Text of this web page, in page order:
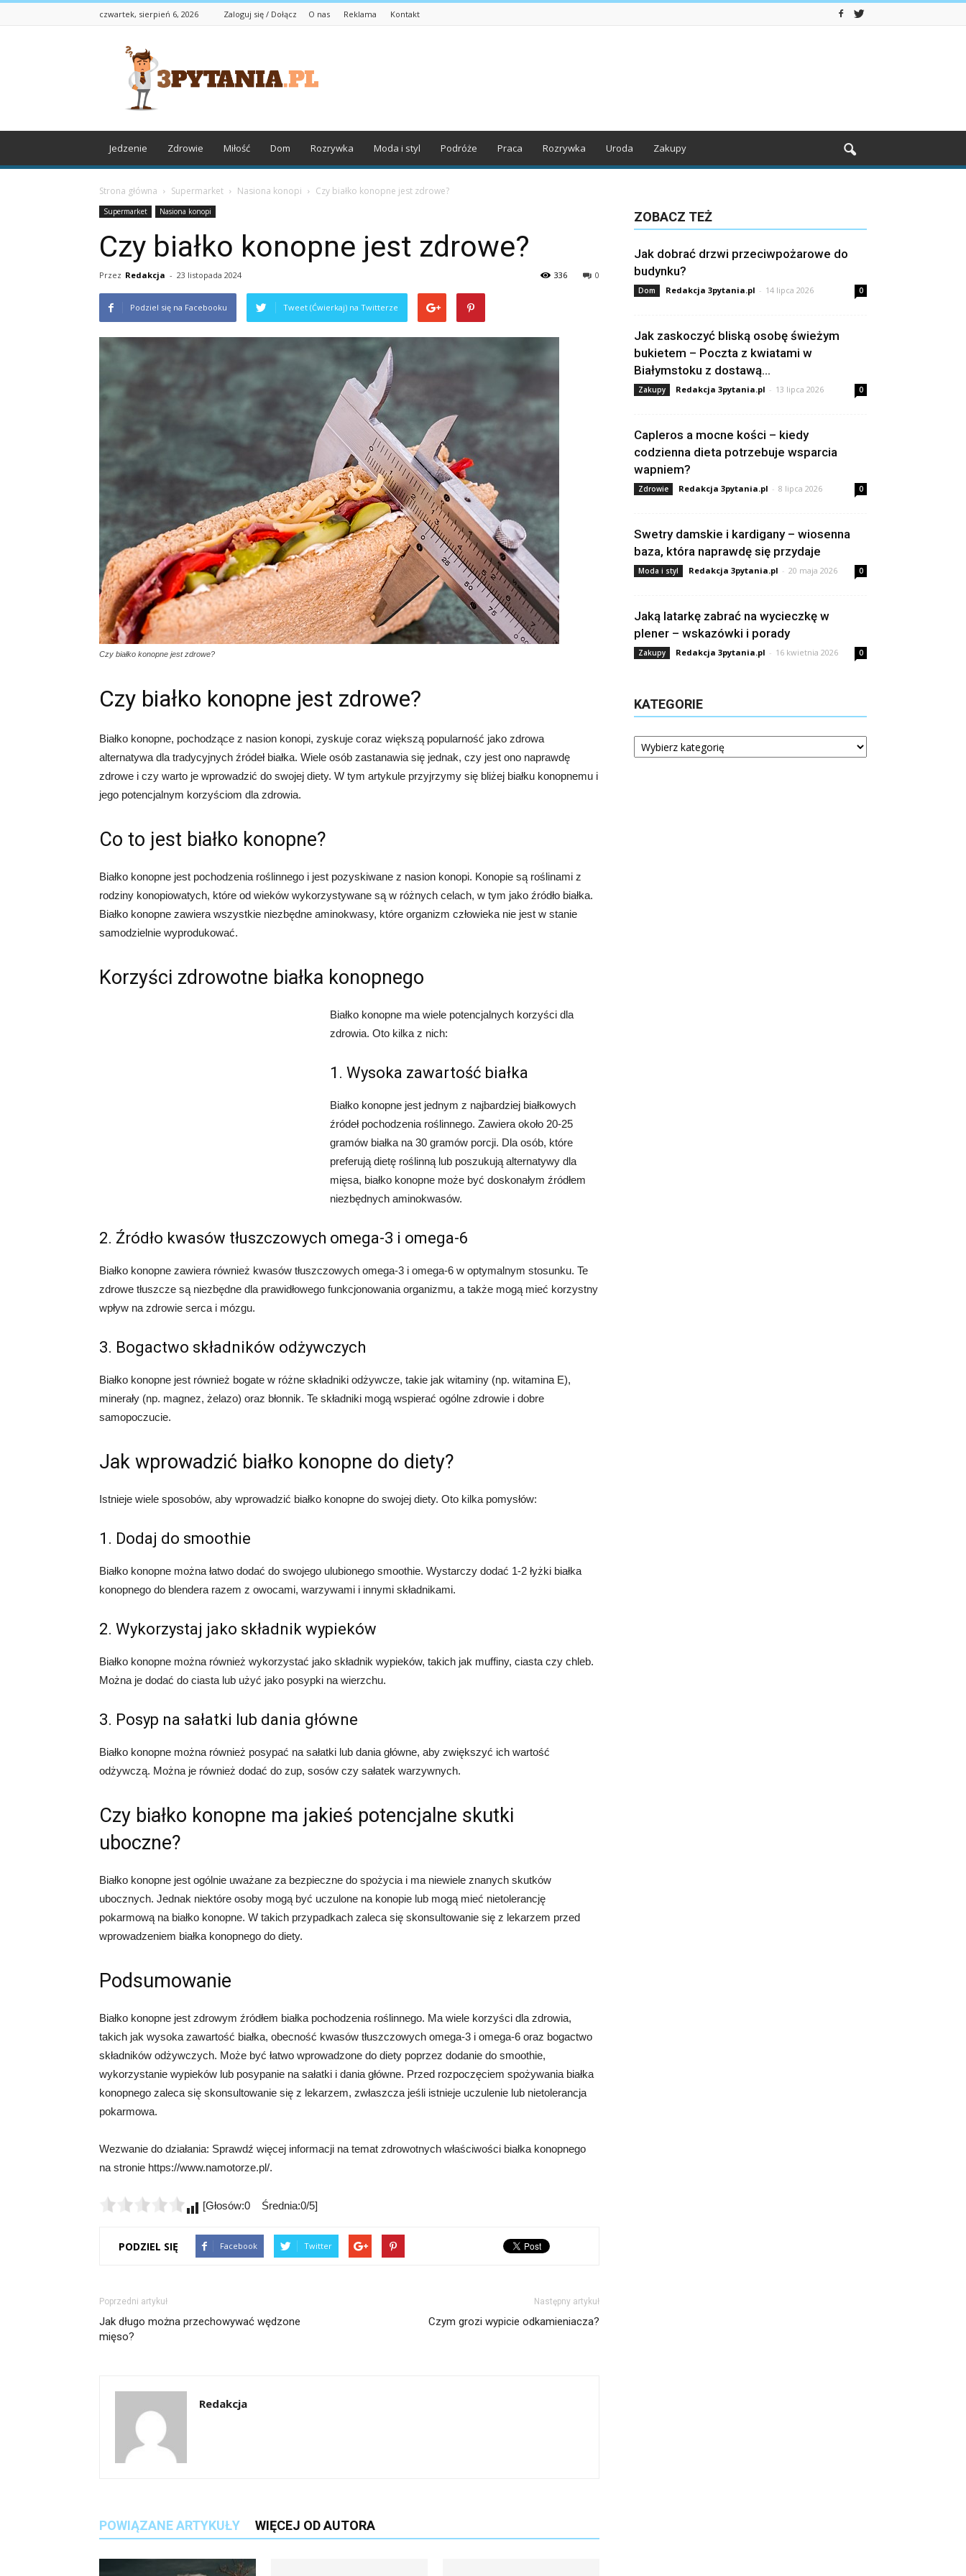
czwartek, sierpień 6, 2026 Zaloguj się / Dołącz O nas Reklama Kontakt
3pytania.pl
Jedzenie Zdrowie Miłość Dom Rozrywka Moda i styl Podróże Praca Rozrywka Uroda Zakupy
Strona główna Supermarket Nasiona konopi Czy białko konopne jest zdrowe?
Supermarket Nasiona konopi
Czy białko konopne jest zdrowe?
Przez Redakcja - 23 listopada 2024 0
336
Podziel się na Facebooku Tweet (Ćwierkaj) na Twitterze
Czy białko konopne jest zdrowe?
Czy białko konopne jest zdrowe?
Białko konopne, pochodzące z nasion konopi, zyskuje coraz większą popularność jako zdrowa
alternatywa dla tradycyjnych źródeł białka. Wiele osób zastanawia się jednak, czy jest ono naprawdę
zdrowe i czy warto je wprowadzić do swojej diety. W tym artykule przyjrzymy się bliżej białku konopnemu i
jego potencjalnym korzyściom dla zdrowia.
Co to jest białko konopne?
Białko konopne jest pochodzenia roślinnego i jest pozyskiwane z nasion konopi. Konopie są roślinami z
rodziny konopiowatych, które od wieków wykorzystywane są w różnych celach, w tym jako źródło białka.
Białko konopne zawiera wszystkie niezbędne aminokwasy, które organizm człowieka nie jest w stanie
samodzielnie wyprodukować.
Korzyści zdrowotne białka konopnego
Białko konopne ma wiele potencjalnych korzyści dla
zdrowia. Oto kilka z nich:
1. Wysoka zawartość białka
Białko konopne jest jednym z najbardziej białkowych
źródeł pochodzenia roślinnego. Zawiera około 20-25
gramów białka na 30 gramów porcji. Dla osób, które
preferują dietę roślinną lub poszukują alternatywy dla
mięsa, białko konopne może być doskonałym źródłem
niezbędnych aminokwasów.
2. Źródło kwasów tłuszczowych omega-3 i omega-6
Białko konopne zawiera również kwasów tłuszczowych omega-3 i omega-6 w optymalnym stosunku. Te
zdrowe tłuszcze są niezbędne dla prawidłowego funkcjonowania organizmu, a także mogą mieć korzystny
wpływ na zdrowie serca i mózgu.
3. Bogactwo składników odżywczych
Białko konopne jest również bogate w różne składniki odżywcze, takie jak witaminy (np. witamina E),
minerały (np. magnez, żelazo) oraz błonnik. Te składniki mogą wspierać ogólne zdrowie i dobre
samopoczucie.
Jak wprowadzić białko konopne do diety?
Istnieje wiele sposobów, aby wprowadzić białko konopne do swojej diety. Oto kilka pomysłów:
1. Dodaj do smoothie
Białko konopne można łatwo dodać do swojego ulubionego smoothie. Wystarczy dodać 1-2 łyżki białka
konopnego do blendera razem z owocami, warzywami i innymi składnikami.
2. Wykorzystaj jako składnik wypieków
Białko konopne można również wykorzystać jako składnik wypieków, takich jak muffiny, ciasta czy chleb.
Można je dodać do ciasta lub użyć jako posypki na wierzchu.
3. Posyp na sałatki lub dania główne
Białko konopne można również posypać na sałatki lub dania główne, aby zwiększyć ich wartość
odżywczą. Można je również dodać do zup, sosów czy sałatek warzywnych.
Czy białko konopne ma jakieś potencjalne skutki
uboczne?
Białko konopne jest ogólnie uważane za bezpieczne do spożycia i ma niewiele znanych skutków
ubocznych. Jednak niektóre osoby mogą być uczulone na konopie lub mogą mieć nietolerancję
pokarmową na białko konopne. W takich przypadkach zaleca się skonsultowanie się z lekarzem przed
wprowadzeniem białka konopnego do diety.
Podsumowanie
Białko konopne jest zdrowym źródłem białka pochodzenia roślinnego. Ma wiele korzyści dla zdrowia,
takich jak wysoka zawartość białka, obecność kwasów tłuszczowych omega-3 i omega-6 oraz bogactwo
składników odżywczych. Może być łatwo wprowadzone do diety poprzez dodanie do smoothie,
wykorzystanie wypieków lub posypanie na sałatki i dania główne. Przed rozpoczęciem spożywania białka
konopnego zaleca się skonsultowanie się z lekarzem, zwłaszcza jeśli istnieje uczulenie lub nietolerancja
pokarmowa.
Wezwanie do działania: Sprawdź więcej informacji na temat zdrowotnych właściwości białka konopnego
na stronie https://www.namotorze.pl/.
[Głosów:0 Średnia:0/5]
PODZIEL SIĘ Facebook Twitter
Poprzedni artykuł
Jak długo można przechowywać wędzone
mięso?
Następny artykuł
Czym grozi wypicie odkamieniacza?
Redakcja
POWIĄZANE ARTYKUŁY WIĘCEJ OD AUTORA
ZOBACZ TEŻ
Jak dobrać drzwi przeciwpożarowe do
budynku?
Dom Redakcja 3pytania.pl - 14 lipca 2026 0
Jak zaskoczyć bliską osobę świeżym
bukietem – Poczta z kwiatami w
Białymstoku z dostawą...
Zakupy Redakcja 3pytania.pl - 13 lipca 2026 0
Capleros a mocne kości – kiedy
codzienna dieta potrzebuje wsparcia
wapniem?
Zdrowie Redakcja 3pytania.pl - 8 lipca 2026 0
Swetry damskie i kardigany – wiosenna
baza, która naprawdę się przydaje
Moda i styl Redakcja 3pytania.pl - 20 maja 2026 0
Jaką latarkę zabrać na wycieczkę w
plener – wskazówki i porady
Zakupy Redakcja 3pytania.pl - 16 kwietnia 2026 0
KATEGORIE
Kategorie